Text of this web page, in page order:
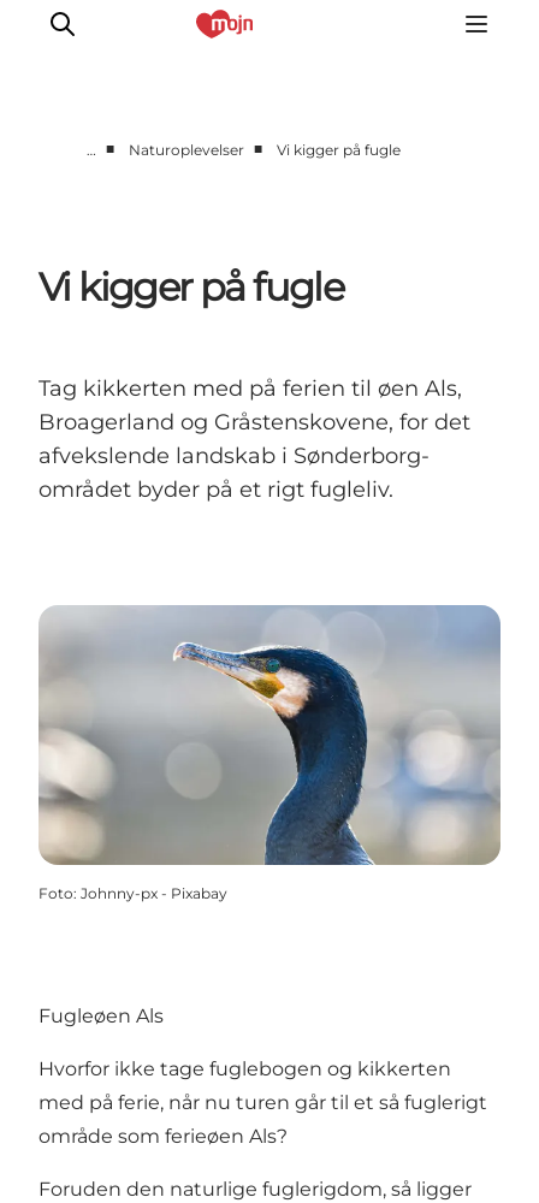
Natur
Overnatning
Planlæg din tur
… ■ Naturoplevelser ■ Vi kigger på fugle
Vi kigger på fugle
Tag kikkerten med på ferien til øen Als,
Broagerland og Gråstenskovene, for det
afvekslende landskab i Sønderborg-
området byder på et rigt fugleliv.
Foto: Johnny-px - Pixabay
Fugleøen Als
Hvorfor ikke tage fuglebogen og kikkerten
med på ferie, når nu turen går til et så fuglerigt
område som ferieøen Als?
Foruden den naturlige fuglerigdom, så ligger